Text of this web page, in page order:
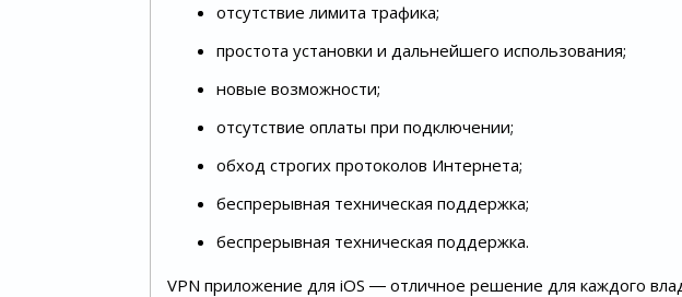
отсутствие лимита трафика;
простота установки и дальнейшего использования;
новые возможности;
отсутствие оплаты при подключении;
обход строгих протоколов Интернета;
беспрерывная техническая поддержка;
беспрерывная техническая поддержка.
VPN приложение для iOS ― отличное решение для каждого